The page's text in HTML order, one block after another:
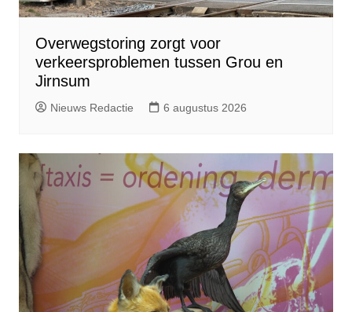
Overwegstoring zorgt voor
verkeersproblemen tussen Grou en
Jirnsum
Nieuws Redactie 6 augustus 2026